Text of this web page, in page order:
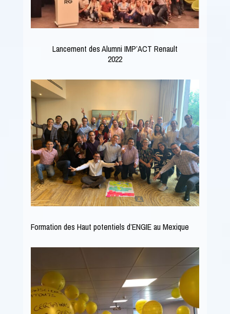
Lancement des Alumni IMP’ACT Renault
2022
Formation des Haut potentiels d’ENGIE au Mexique